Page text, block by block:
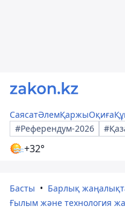
СаясатӘлемҚаржыОқиға
#Референдум-2026
+32°
Басты
Барлық
Ғылым және технология